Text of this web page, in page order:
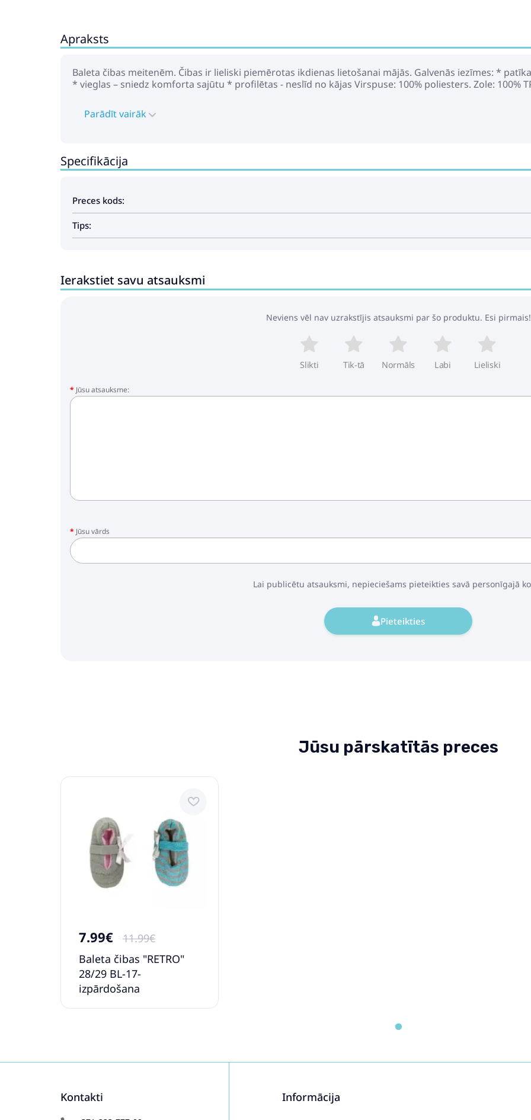
Apraksts
Baleta čibas meitenēm. Čibas ir lieliski piemērotas ikdienas lietošanai mājās. Galvenās iezīmes: *
* vieglas – sniedz komforta sajūtu * profilētas - neslīd no kājas Virspuse: 100% poliesters. Zole: 100%
Parādīt vairāk
Specifikācija
Preces kods:
Tips:
Ierakstiet savu atsauksmi
Neviens vēl nav uzrakstījis atsauksmi par šo produktu. Esi pirmais!
Slikti Tik-tā Normāls Labi Lieliski
Jūsu atsauksme:
Jūsu vārds
Lai publicētu atsauksmi, nepieciešams pieteikties savā personīgajā
Pieteikties
Jūsu pārskatītās preces
7.99€
11.99€
Baleta čibas "RETRO"
28/29 BL-17-
izpārdošana
Kontakti Informācija